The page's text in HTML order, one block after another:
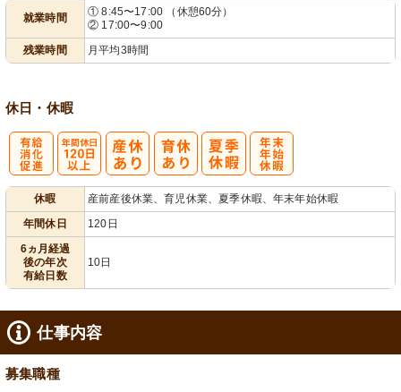
就業時間
① 8:45〜17:00 （休憩60分）
② 17:00〜9:00
残業時間
月平均3時間
休日・休暇
休暇
産前産後休業、育児休業、夏季休暇、年末年始休暇
年間休日
120日
6ヵ月経過
後の年次
有給日数
10日
仕事内容
募集職種